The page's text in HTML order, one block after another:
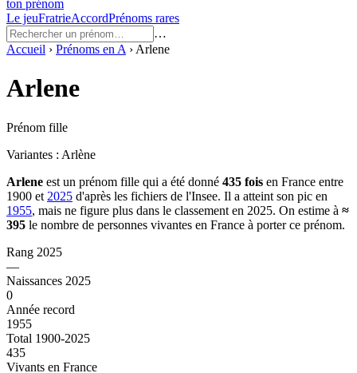
ton prénom
Le jeuFratrieAccordPrénoms rares
…
Accueil › Prénoms en A › Arlene
Arlene
Prénom fille
Variantes : Arlène
Arlene est un prénom fille qui a été donné 435 fois en France entre
1900 et 2025 d'après les fichiers de l'Insee. Il a atteint son pic en
1955, mais ne figure plus dans le classement en 2025. On estime à ≈
395 le nombre de personnes vivantes en France à porter ce prénom.
Rang 2025
—
Naissances 2025
0
Année record
1955
Total 1900-2025
435
Vivants en France